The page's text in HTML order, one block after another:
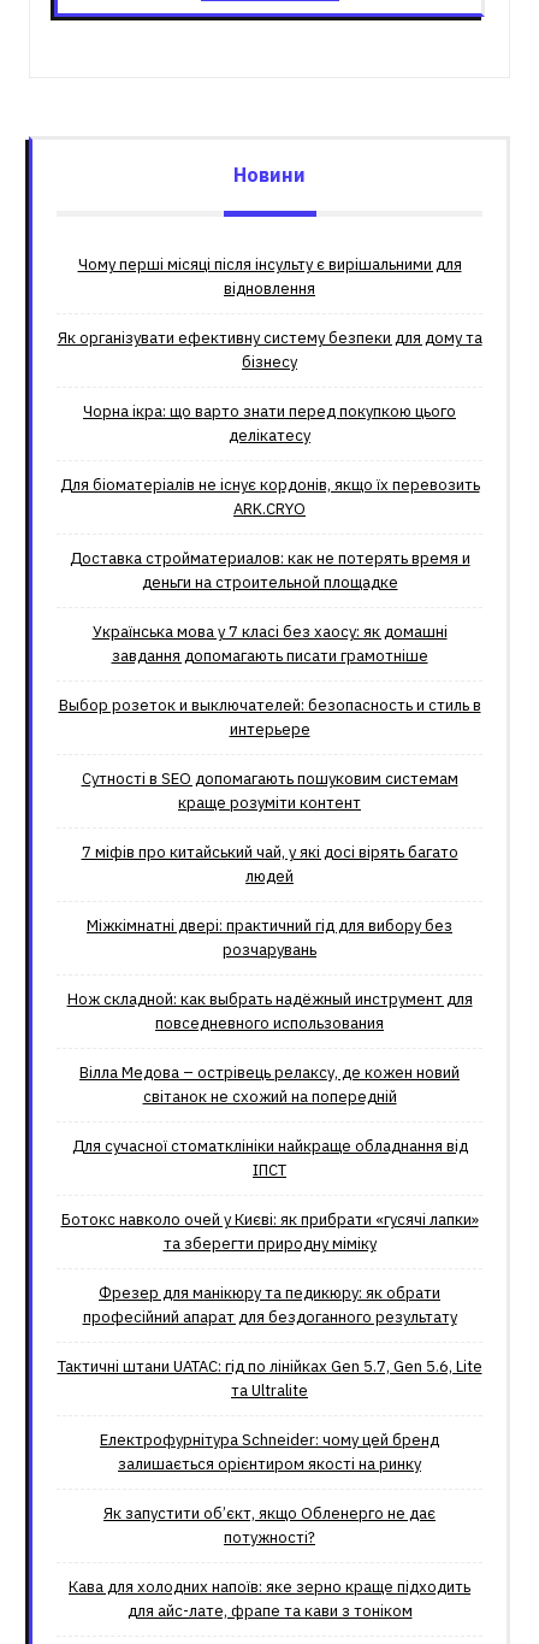
Новини
Чому перші місяці після інсульту є вирішальними для
відновлення
Як організувати ефективну систему безпеки для дому та
бізнесу
Чорна ікра: що варто знати перед покупкою цього
делікатесу
Для біоматеріалів не існує кордонів, якщо їх перевозить
ARK.CRYO
Доставка стройматериалов: как не потерять время и
деньги на строительной площадке
Українська мова у 7 класі без хаосу: як домашні
завдання допомагають писати грамотніше
Выбор розеток и выключателей: безопасность и стиль в
интерьере
Сутності в SEO допомагають пошуковим системам
краще розуміти контент
7 міфів про китайський чай, у які досі вірять багато
людей
Міжкімнатні двері: практичний гід для вибору без
розчарувань
Нож складной: как выбрать надёжный инструмент для
повседневного использования
Вілла Медова – острівець релаксу, де кожен новий
світанок не схожий на попередній
Для сучасної стоматклініки найкраще обладнання від
ІПСТ
Ботокс навколо очей у Києві: як прибрати «гусячі лапки»
та зберегти природну міміку
Фрезер для манікюру та педикюру: як обрати
професійний апарат для бездоганного результату
Тактичні штани UATAC: гід по лінійках Gen 5.7, Gen 5.6, Lite
та Ultralite
Електрофурнітура Schneider: чому цей бренд
залишається орієнтиром якості на ринку
Як запустити об’єкт, якщо Обленерго не дає
потужності?
Кава для холодних напоїв: яке зерно краще підходить
для айс-лате, фрапе та кави з тоніком